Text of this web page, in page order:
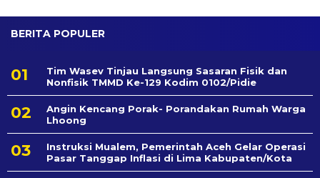
BERITA POPULER
Tim Wasev Tinjau Langsung Sasaran Fisik dan
Nonfisik TMMD Ke-129 Kodim 0102/Pidie
Angin Kencang Porak- Porandakan Rumah Warga
Lhoong
Instruksi Mualem, Pemerintah Aceh Gelar Operasi
Pasar Tanggap Inflasi di Lima Kabupaten/Kota